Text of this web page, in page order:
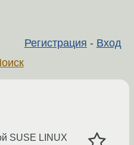
Регистрация - Вход
SUSE LINUX